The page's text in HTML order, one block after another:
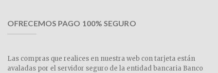
OFRECEMOS PAGO 100% SEGURO
Las compras que realices en nuestra web con tarjeta están
avaladas por el servidor seguro de la entidad bancaria Banco